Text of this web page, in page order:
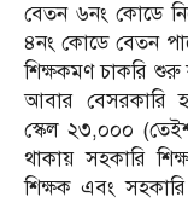
বেতন ৬নং কোডে
৪নং কোডে বেতন
শিক্ষকমণ চাকরি শুরু
আবার বেসরকারি
স্কেল ২৩,০০০
থাকায় সহকারি
শিক্ষক এবং